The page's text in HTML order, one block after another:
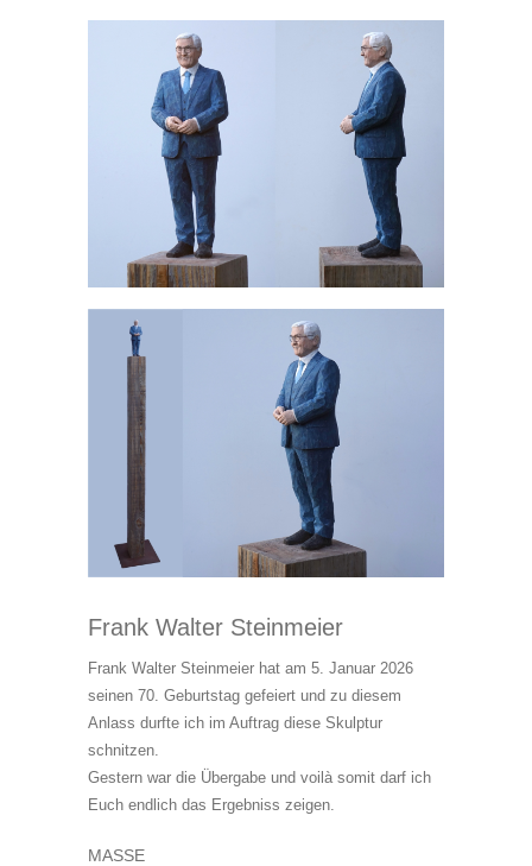
Frank Walter Steinmeier
Frank Walter Steinmeier hat am 5. Januar 2026
seinen 70. Geburtstag gefeiert und zu diesem
Anlass durfte ich im Auftrag diese Skulptur
schnitzen.
Gestern war die Übergabe und voilà somit darf ich
Euch endlich das Ergebniss zeigen.
MASSE